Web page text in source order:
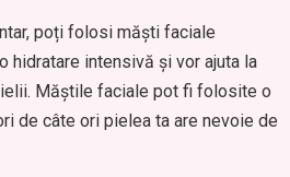
poți folosi măști faciale
hidratare intensivă și vor ajuta la
Măștile faciale pot fi folosite o
de câte ori pielea ta are nevoie de